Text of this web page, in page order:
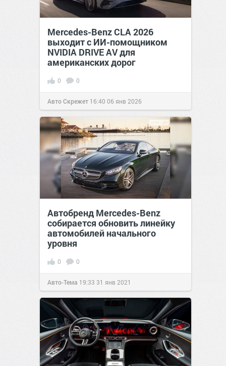
Mercedes-Benz CLA 2026
выходит с ИИ-помощником
NVIDIA DRIVE AV для
американских дорог
0 0
Авто Скрежет 16:40 06 янв 2026
Автобренд Mercedes-Benz
собирается обновить линейку
автомобилей начального
уровня
0 0
Авто-Тема 19:33 31 янв 2021